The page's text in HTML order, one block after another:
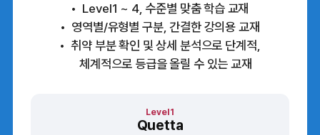
Level1 ~ 4, 수준별 맞춤 학습 교재
영역별/유형별 구분, 간결한 강의용 교재
취약 부분 확인 및 상세 분석으로 단계적,
체계적으로 등급을 올릴 수 있는 교재
Level1
Quetta